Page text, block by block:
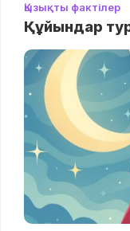
Қызықты фактілер
Құйындар